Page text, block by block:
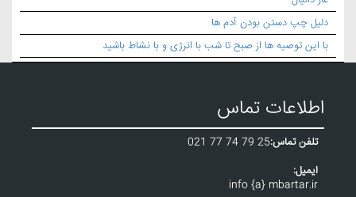
دلیل چپ دستن بودن آدم ها
با این توصیه ها از صبح تا شب با انرژی و با نشاط باشید
اطلاعات تماس
تلفن تماس:021 77 74 79 25
ایمیل:
info {a} mbartar.ir